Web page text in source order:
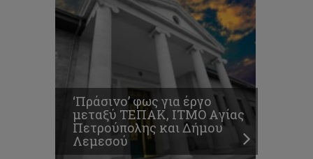
‘Πράσινο’ φως για έργο
μεταξύ ΤΕΠΑΚ, ΙΤΜΟ Aγίας
Πετρούπολης και Δήμου
Λεμεσού
Environmental
Awards
και
Awards
2016
για
το
Τεχνολογικό
Οι
διακρίσεις
συνεχίζονται